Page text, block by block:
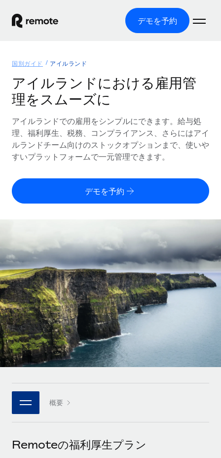
デモを予約
グローバル雇用
グローバル給与処理
コンプライアンス対応の給与処理を手軽に
Employer of Record（EOR）
グローバル展開をコストをかけずに実現
Contractor of Record
世界中の契約社員と法令を遵守して契約
複雑な雇用関連業務を外部委託
インフラ
Remote統合
人事機能をワークフローにシームレスに統合する
プラットフォーム
チームのための人事の基本機能を内蔵
接続 新しい
当社のMCPを使用して、あらゆるAIツールをRemoteに接続
統合
基本的なビジネスツールを活用して業務プロセスを効率化す
ソリューション
各国の制度に対応
国別ガイド
/国別のグローバル雇用支援を検索する
Remoteを他社と比較
成長の段階
スタートアップ
成長中の企業向けのアジャイルなグローバルHR・給与処理ソ
リューション
ミッドマーケット
カスタマイズされた人事ソリューションでチームを拡大する
企業
大企業向けのグローバルHR
パートナーに登録
戦略的テクノロジーパートナー
グローバルな人事機能を柔軟に自社プラットフォームへ統合
当社とのパートナーシップの可能性を検討する
リソース
ツールと計算ツール
従業員コスト計算ツール
グローバルな契約社員向けに、通貨オプションと支払スピー
ドを確認する
REMOTEで学習
リサーチおよびガイド
活用事例
HR用語集
チェックリストおよびテンプレート
職務内容ライブラリ
ウェビナー
イベント
ニュースルーム
価格
Français
Deutsch
Español
Italiano
Português (Portugal)
日本語
한국어
ログイン
国別ガイド アイルランド
アイルランドにおける雇用管
理をスムーズに
アイルランドでの雇用をシンプルにできます。給与処
理、福利厚生、税務、コンプライアンス、さらにはアイ
ルランドチーム向けのストックオプションまで、使いや
すいプラットフォームで一元管理できます。
デモを予約
概要
Remoteの福利厚生プラン